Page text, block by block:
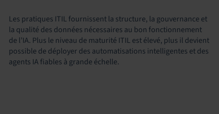
Les pratiques ITIL fournissent la structure, la gouvernance et
la qualité des données nécessaires au bon fonctionnement
de l’IA. Plus le niveau de maturité ITIL est élevé, plus il devient
possible de déployer des automatisations intelligentes et des
agents IA fiables à grande échelle.